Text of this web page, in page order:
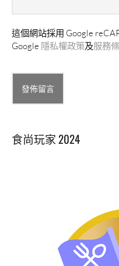
這個網站採用 Google
Google 隱私權政策及服務
食尚玩家 2024